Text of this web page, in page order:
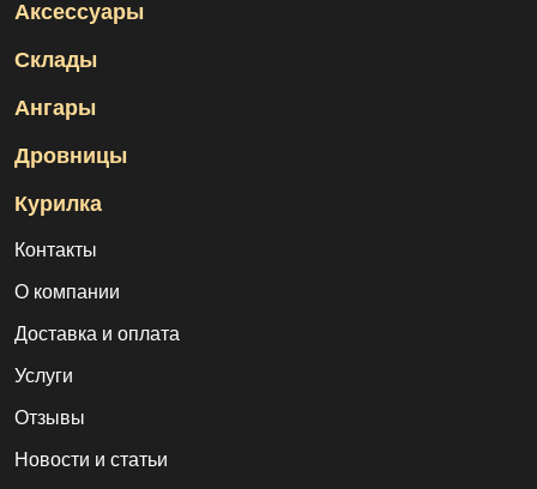
Аксессуары
Склады
Ангары
Дровницы
Курилка
Контакты
О компании
Доставка и оплата
Услуги
Отзывы
Новости и статьи